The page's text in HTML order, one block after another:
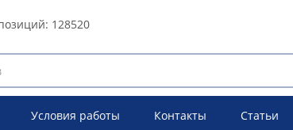
128520
Условия работы Контакты Статьи